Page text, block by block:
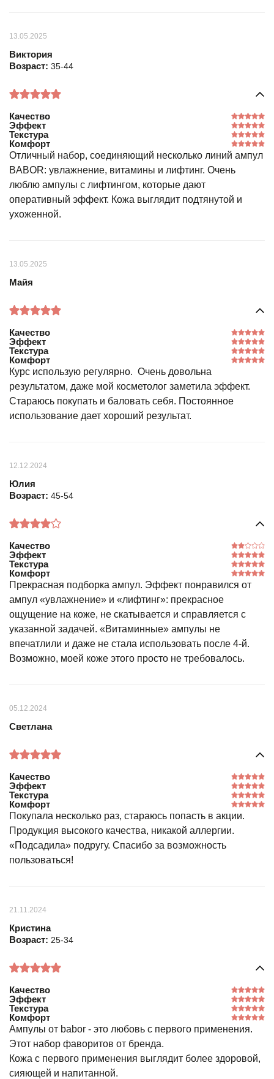
13.05.2025
Виктория
Возраст: 35-44
Качество
Эффект
Текстура
Комфорт
Отличный набор, соединяющий несколько линий ампул
BABOR: увлажнение, витамины и лифтинг. Очень
люблю ампулы с лифтингом, которые дают
оперативный эффект. Кожа выглядит подтянутой и
ухоженной.
13.05.2025
Майя
Качество
Эффект
Текстура
Комфорт
Курс использую регулярно. Очень довольна
результатом, даже мой косметолог заметила эффект.
Стараюсь покупать и баловать себя. Постоянное
использование дает хороший результат.
12.12.2024
Юлия
Возраст: 45-54
Качество
Эффект
Текстура
Комфорт
Прекрасная подборка ампул. Эффект понравился от
ампул «увлажнение» и «лифтинг»: прекрасное
ощущение на коже, не скатывается и справляется с
указанной задачей. «Витаминные» ампулы не
впечатлили и даже не стала использовать после 4-й.
Возможно, моей коже этого просто не требовалось.
05.12.2024
Светлана
Качество
Эффект
Текстура
Комфорт
Покупала несколько раз, стараюсь попасть в акции.
Продукция высокого качества, никакой аллергии.
«Подсадила» подругу. Спасибо за возможность
пользоваться!
21.11.2024
Кристина
Возраст: 25-34
Качество
Эффект
Текстура
Комфорт
Ампулы от babor - это любовь с первого применения.
Этот набор фаворитов от бренда.
Кожа с первого применения выглядит более здоровой,
сияющей и напитанной.